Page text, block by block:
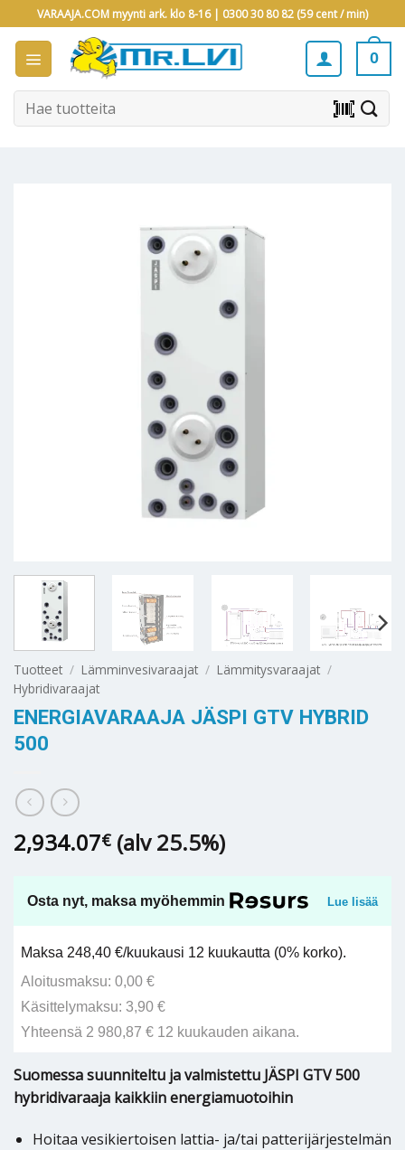
to
content
VARAAJA.COM myynti ark. klo 8-16 | 0300 30 80 82 (59 cent / min)
0
Etsi: barcode_scanner
Tuotteet / Lämminvesivaraajat / Lämmitysvaraajat /
Hybridivaraajat
ENERGIAVARAAJA JÄSPI GTV HYBRID
500
2,934.07€ (alv 25.5%)
Osta nyt, maksa myöhemmin Lue lisää
Maksa 248,40 €/kuukausi 12 kuukautta (0% korko).
Aloitusmaksu: 0,00 €
Käsittelymaksu: 3,90 €
Yhteensä 2 980,87 € 12 kuukauden aikana.
Suomessa suunniteltu ja valmistettu JÄSPI GTV 500
hybridivaraaja kaikkiin energiamuotoihin
Hoitaa vesikiertoisen lattia- ja/tai patterijärjestelmän